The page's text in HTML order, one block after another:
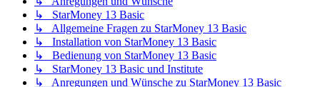
↳ StarMoney 13 Basic
↳ Allgemeine Fragen zu StarMoney 13 Basic
↳ Installation von StarMoney 13 Basic
↳ Bedienung von StarMoney 13 Basic
↳ StarMoney 13 Basic und Institute
↳ Anregungen und Wünsche zu StarMoney 13 Basic